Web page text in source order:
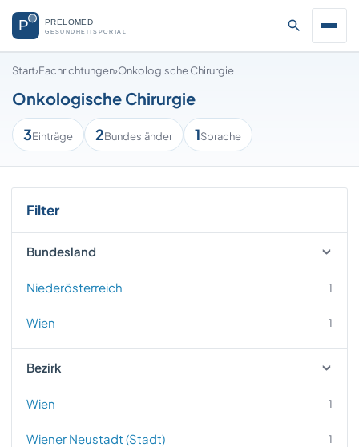
Start›Fachrichtungen›Onkologische Chirurgie
Onkologische Chirurgie
3Einträge 2Bundesländer 1Sprache
Filter
Bundesland
Niederösterreich 1
Wien 1
Bezirk
Wien 1
Wiener Neustadt (Stadt) 1